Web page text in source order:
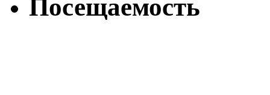
Посещаемость